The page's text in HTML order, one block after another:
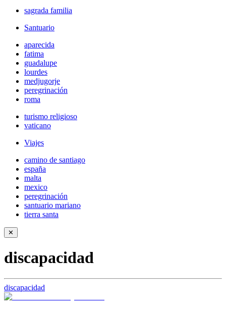
sagrada familia
Santuario
aparecida
fatima
guadalupe
lourdes
medjugorje
peregrinación
roma
turismo religioso
vaticano
Viajes
camino de santiago
españa
malta
mexico
peregrinación
santuario mariano
tierra santa
✕
discapacidad
discapacidad